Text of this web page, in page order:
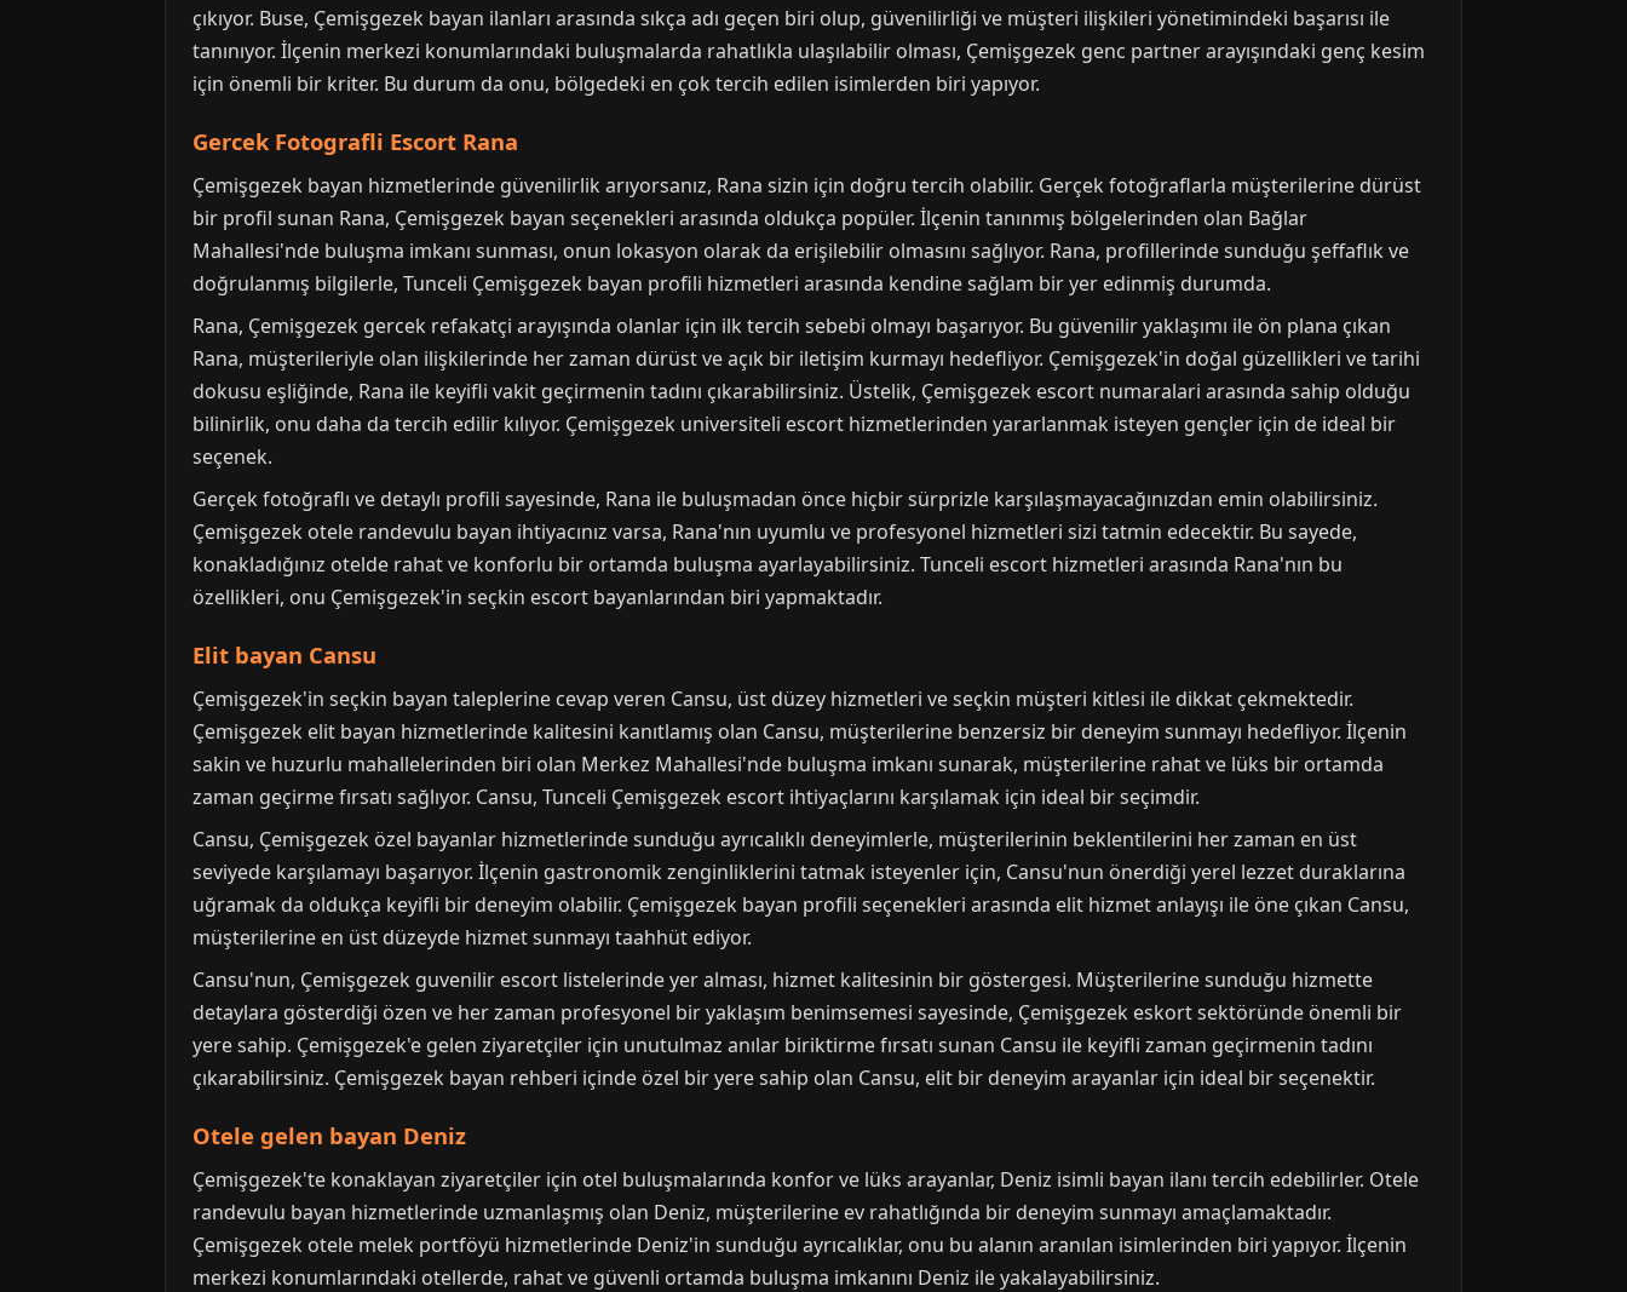
çıkıyor. Buse, Çemişgezek bayan ilanları arasında sıkça adı geçen biri olup, güvenilirliği ve müşteri ilişkileri yönetimindeki başarısı ile
tanınıyor. İlçenin merkezi konumlarındaki buluşmalarda rahatlıkla ulaşılabilir olması, Çemişgezek genc partner arayışındaki genç kesim
için önemli bir kriter. Bu durum da onu, bölgedeki en çok tercih edilen isimlerden biri yapıyor.
Gercek Fotografli Escort Rana
Çemişgezek bayan hizmetlerinde güvenilirlik arıyorsanız, Rana sizin için doğru tercih olabilir. Gerçek fotoğraflarla müşterilerine dürüst
bir profil sunan Rana, Çemişgezek bayan seçenekleri arasında oldukça popüler. İlçenin tanınmış bölgelerinden olan Bağlar
Mahallesi'nde buluşma imkanı sunması, onun lokasyon olarak da erişilebilir olmasını sağlıyor. Rana, profillerinde sunduğu şeffaflık ve
doğrulanmış bilgilerle, Tunceli Çemişgezek bayan profili hizmetleri arasında kendine sağlam bir yer edinmiş durumda.
Rana, Çemişgezek gercek refakatçi arayışında olanlar için ilk tercih sebebi olmayı başarıyor. Bu güvenilir yaklaşımı ile ön plana çıkan
Rana, müşterileriyle olan ilişkilerinde her zaman dürüst ve açık bir iletişim kurmayı hedefliyor. Çemişgezek'in doğal güzellikleri ve tarihi
dokusu eşliğinde, Rana ile keyifli vakit geçirmenin tadını çıkarabilirsiniz. Üstelik, Çemişgezek escort numaralari arasında sahip olduğu
bilinirlik, onu daha da tercih edilir kılıyor. Çemişgezek universiteli escort hizmetlerinden yararlanmak isteyen gençler için de ideal bir
seçenek.
Gerçek fotoğraflı ve detaylı profili sayesinde, Rana ile buluşmadan önce hiçbir sürprizle karşılaşmayacağınızdan emin olabilirsiniz.
Çemişgezek otele randevulu bayan ihtiyacınız varsa, Rana'nın uyumlu ve profesyonel hizmetleri sizi tatmin edecektir. Bu sayede,
konakladığınız otelde rahat ve konforlu bir ortamda buluşma ayarlayabilirsiniz. Tunceli escort hizmetleri arasında Rana'nın bu
özellikleri, onu Çemişgezek'in seçkin escort bayanlarından biri yapmaktadır.
Elit bayan Cansu
Çemişgezek'in seçkin bayan taleplerine cevap veren Cansu, üst düzey hizmetleri ve seçkin müşteri kitlesi ile dikkat çekmektedir.
Çemişgezek elit bayan hizmetlerinde kalitesini kanıtlamış olan Cansu, müşterilerine benzersiz bir deneyim sunmayı hedefliyor. İlçenin
sakin ve huzurlu mahallelerinden biri olan Merkez Mahallesi'nde buluşma imkanı sunarak, müşterilerine rahat ve lüks bir ortamda
zaman geçirme fırsatı sağlıyor. Cansu, Tunceli Çemişgezek escort ihtiyaçlarını karşılamak için ideal bir seçimdir.
Cansu, Çemişgezek özel bayanlar hizmetlerinde sunduğu ayrıcalıklı deneyimlerle, müşterilerinin beklentilerini her zaman en üst
seviyede karşılamayı başarıyor. İlçenin gastronomik zenginliklerini tatmak isteyenler için, Cansu'nun önerdiği yerel lezzet duraklarına
uğramak da oldukça keyifli bir deneyim olabilir. Çemişgezek bayan profili seçenekleri arasında elit hizmet anlayışı ile öne çıkan Cansu,
müşterilerine en üst düzeyde hizmet sunmayı taahhüt ediyor.
Cansu'nun, Çemişgezek guvenilir escort listelerinde yer alması, hizmet kalitesinin bir göstergesi. Müşterilerine sunduğu hizmette
detaylara gösterdiği özen ve her zaman profesyonel bir yaklaşım benimsemesi sayesinde, Çemişgezek eskort sektöründe önemli bir
yere sahip. Çemişgezek'e gelen ziyaretçiler için unutulmaz anılar biriktirme fırsatı sunan Cansu ile keyifli zaman geçirmenin tadını
çıkarabilirsiniz. Çemişgezek bayan rehberi içinde özel bir yere sahip olan Cansu, elit bir deneyim arayanlar için ideal bir seçenektir.
Otele gelen bayan Deniz
Çemişgezek'te konaklayan ziyaretçiler için otel buluşmalarında konfor ve lüks arayanlar, Deniz isimli bayan ilanı tercih edebilirler. Otele
randevulu bayan hizmetlerinde uzmanlaşmış olan Deniz, müşterilerine ev rahatlığında bir deneyim sunmayı amaçlamaktadır.
Çemişgezek otele melek portföyü hizmetlerinde Deniz'in sunduğu ayrıcalıklar, onu bu alanın aranılan isimlerinden biri yapıyor. İlçenin
merkezi konumlarındaki otellerde, rahat ve güvenli ortamda buluşma imkanını Deniz ile yakalayabilirsiniz.